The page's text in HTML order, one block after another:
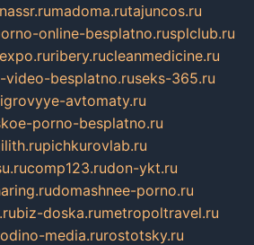
madoma.rutajuncos.ru
online-besplatno.rusplclub.ru
ribery.rucleanmedicine.ru
video-besplatno.ruseks-365.ru
avtomaty.ru
porno-besplatno.ru
pichkurovlab.ru
comp123.rudon-ykt.ru
domashnee-porno.ru
biz-doska.rumetropoltravel.ru
media.rurostotsky.ru